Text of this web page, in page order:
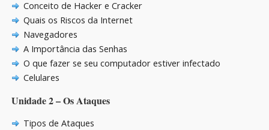
Conceito de Hacker e Cracker
Quais os Riscos da Internet
Navegadores
A Importância das Senhas
O que fazer se seu computador estiver infectado
Celulares
Unidade 2 – Os Ataques
Tipos de Ataques